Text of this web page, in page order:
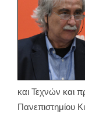
και Τεχνών και
Πανεπιστημίου